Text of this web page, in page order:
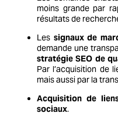
moins grande par
résultats de
Les signaux de
demande une
stratégie SEO de
Par l’acquisition de
mais aussi par la
Acquisition de
sociaux.